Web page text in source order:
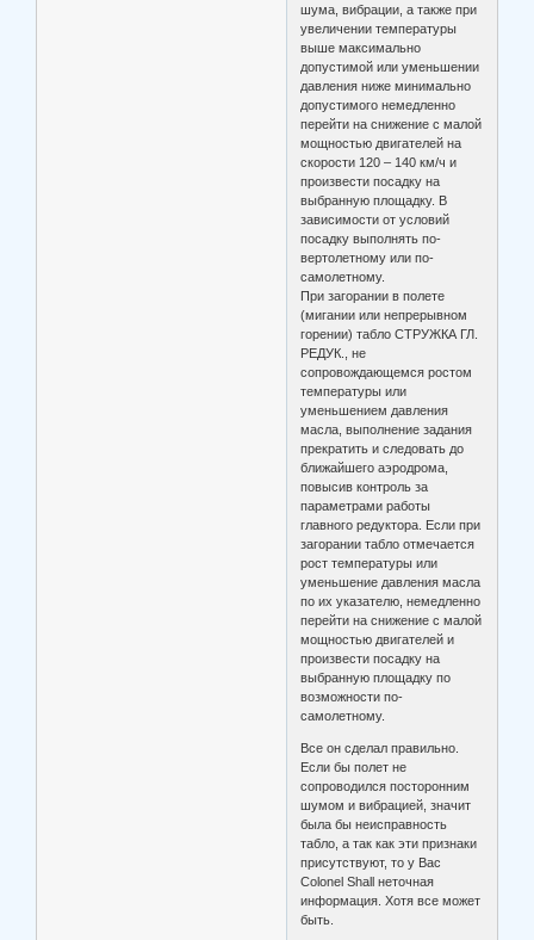
шума, вибрации, а также при
увеличении температуры
выше максимально
допустимой или уменьшении
давления ниже минимально
допустимого немедленно
перейти на снижение с малой
мощностью двигателей на
скорости 120 – 140 км/ч и
произвести посадку на
выбранную площадку. В
зависимости от условий
посадку выполнять по-
вертолетному или по-
самолетному.
При загорании в полете
(мигании или непрерывном
горении) табло СТРУЖКА ГЛ.
РЕДУК., не
сопровождающемся ростом
температуры или
уменьшением давления
масла, выполнение задания
прекратить и следовать до
ближайшего аэродрома,
повысив контроль за
параметрами работы
главного редуктора. Если при
загорании табло отмечается
рост температуры или
уменьшение давления масла
по их указателю, немедленно
перейти на снижение с малой
мощностью двигателей и
произвести посадку на
выбранную площадку по
возможности по-
самолетному.
Все он сделал правильно.
Если бы полет не
сопроводился посторонним
шумом и вибрацией, значит
была бы неисправность
табло, а так как эти признаки
присутствуют, то у Вас
Colonel Shall неточная
информация. Хотя все может
быть.